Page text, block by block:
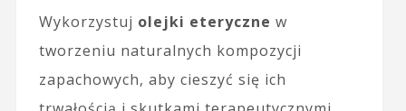
Wykorzystuj olejki eteryczne w
tworzeniu naturalnych kompozycji
zapachowych, aby cieszyć się ich